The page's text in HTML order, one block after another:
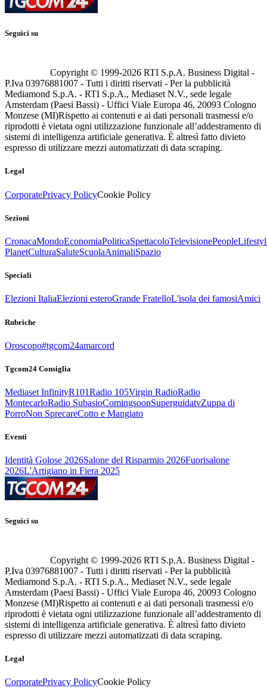
Seguici su
Copyright © 1999-2026 RTI S.p.A. Business Digital -
P.Iva 03976881007 - Tutti i diritti riservati - Per la pubblicità
Mediamond S.p.A. - RTI S.p.A., Mediaset N.V., sede legale
Amsterdam (Paesi Bassi) - Uffici Viale Europa 46, 20093 Cologno
Monzese (MI)Rispetto ai contenuti e ai dati personali trasmessi e/o
riprodotti è vietata ogni utilizzazione funzionale all’addestramento di
sistemi di intelligenza artificiale generativa. È altresì fatto divieto
espresso di utilizzare mezzi automatizzati di data scraping.
Legal
CorporatePrivacy PolicyCookie Policy
Sezioni
CronacaMondoEconomiaPoliticaSpettacoloTelevisionePeople
PlanetCulturaSaluteScuolaAnimaliSpazio
Speciali
Elezioni ItaliaElezioni esteroGrande FratelloL'isola dei famosiAmici
Rubriche
Oroscopo#tgcom24amarcord
Tgcom24 Consiglia
Mediaset InfinityR101Radio 105Virgin RadioRadio
MontecarloRadio SubasioComingsoonSuperguidatvZuppa di
PorroNon SprecareCotto e Mangiato
Eventi
Identità Golose 2026Salone del Risparmio 2026Fuorisalone
2026L'Artigiano in Fiera 2025
Seguici su
Copyright © 1999-2026 RTI S.p.A. Business Digital -
P.Iva 03976881007 - Tutti i diritti riservati - Per la pubblicità
Mediamond S.p.A. - RTI S.p.A., Mediaset N.V., sede legale
Amsterdam (Paesi Bassi) - Uffici Viale Europa 46, 20093 Cologno
Monzese (MI)Rispetto ai contenuti e ai dati personali trasmessi e/o
riprodotti è vietata ogni utilizzazione funzionale all’addestramento di
sistemi di intelligenza artificiale generativa. È altresì fatto divieto
espresso di utilizzare mezzi automatizzati di data scraping.
Legal
CorporatePrivacy PolicyCookie Policy